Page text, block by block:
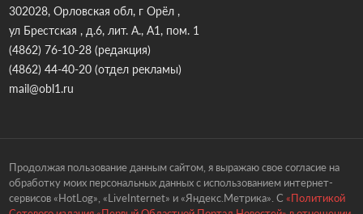
302028, Орловская обл, г Орёл ,
ул Брестская , д.6, лит. А., А1, пом. 1
(4862) 76-10-28(редакция)
(4862) 44-40-20(отдел рекламы)
mail@obl1.ru
Продолжая пользование данным сайтом, я выражаю свое согласие на
обработку моих персональных данных с использованием интернет-
сервисов «HotLog», «LiveInternet» и «Яндекс.Метрика». С «Политикой